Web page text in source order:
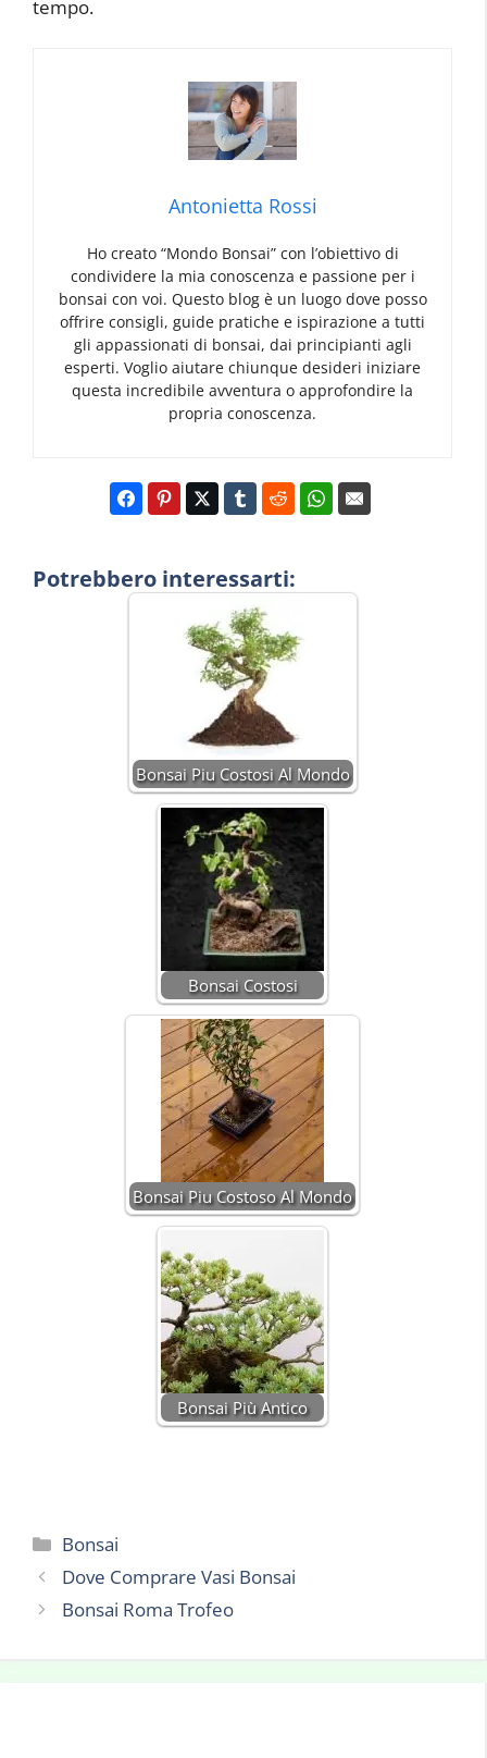
tempo.
Antonietta Rossi
Ho creato “Mondo Bonsai” con l’obiettivo di
condividere la mia conoscenza e passione per i
bonsai con voi. Questo blog è un luogo dove posso
offrire consigli, guide pratiche e ispirazione a tutti
gli appassionati di bonsai, dai principianti agli
esperti. Voglio aiutare chiunque desideri iniziare
questa incredibile avventura o approfondire la
propria conoscenza.
Potrebbero interessarti:
Bonsai Piu Costosi Al Mondo
Bonsai Costosi
Bonsai Piu Costoso Al Mondo
Bonsai Più Antico
Categorie
Bonsai
Dove Comprare Vasi Bonsai
Bonsai Roma Trofeo